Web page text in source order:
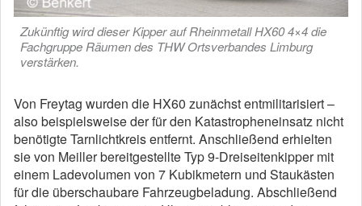
Zukünftig wird dieser Kipper auf Rheinmetall HX60 4×4 die
Fachgruppe Räumen des THW Ortsverbandes Limburg
verstärken.
Von Freytag wurden die HX60 zunächst entmilitarisiert –
also beispielsweise der für den Katastropheneinsatz nicht
benötigte Tarnlichtkreis entfernt. Anschließend erhielten
sie von Meiller bereitgestellte Typ 9-Dreiseitenkipper mit
einem Ladevolumen von 7 Kubikmetern und Staukästen
für die überschaubare Fahrzeugbeladung. Abschließend